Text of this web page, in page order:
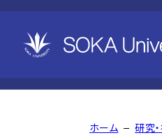
News
ホーム 研究